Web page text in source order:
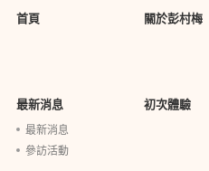
首頁 關於彭村梅
最新消息
最新消息
參訪活動
初次體驗